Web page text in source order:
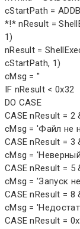
cStartPath =
*!* nResult =
1)
nResult =
cStartPath, 1)
cMsg = ''
IF nResult < 0x32
DO CASE
CASE nResult =
cMsg = 'Файл не
CASE nResult =
cMsg =
CASE nResult =
cMsg = 'Запуск
CASE nResult =
cMsg =
CASE nResult =